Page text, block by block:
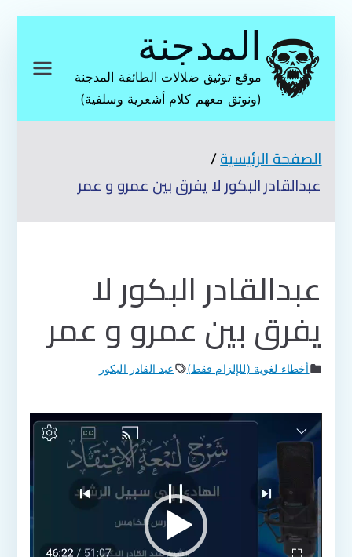
المحتوى
المدجنة
موقع توثيق ضلالات الطائفة المدجنة
(ونوثق معهم كلام أشعرية وسلفية)
الصفحة الرئيسية
عبدالقادر البكور لا يفرق بين عمرو و عمر
عبدالقادر البكور لا
يفرق بين عمرو و عمر
أخطاء لغوية (للإلزام فقط) عبد القادر البكور
مشغل
الفيديو